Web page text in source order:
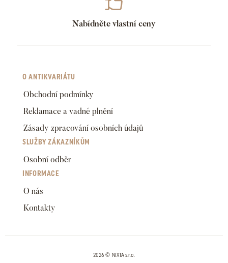
Nabídněte vlastní ceny
O ANTIKVARIÁTU
Obchodní podmínky
Reklamace a vadné plnění
Zásady zpracování osobních údajů
SLUŽBY ZÁKAZNÍKŮM
Osobní odběr
INFORMACE
O nás
Kontakty
2026 © NIXTA s.r.o.